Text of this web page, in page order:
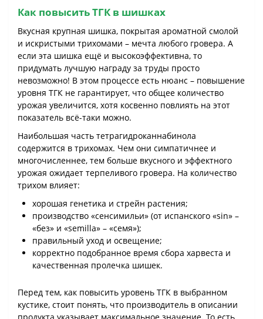
Как повысить ТГК в шишках
Вкусная крупная шишка, покрытая ароматной смолой
и искристыми трихомами – мечта любого гровера. А
если эта шишка ещё и высокоэффективна, то
придумать лучшую награду за труды просто
невозможно! В этом процессе есть нюанс – повышение
уровня ТГК не гарантирует, что общее количество
урожая увеличится, хотя косвенно повлиять на этот
показатель всё-таки можно.
Наибольшая часть тетрагидроканнабинола
содержится в трихомах. Чем они симпатичнее и
многочисленнее, тем больше вкусного и эффектного
урожая ожидает терпеливого гровера. На количество
трихом влияет:
хорошая генетика и стрейн растения;
производство «сенсимильи» (от испанского «sin» –
«без» и «semilla» – «семя»);
правильный уход и освещение;
корректно подобранное время сбора харвеста и
качественная пролечка шишек.
Перед тем, как повысить уровень ТГК в выбранном
кустике, стоит понять, что производитель в описании